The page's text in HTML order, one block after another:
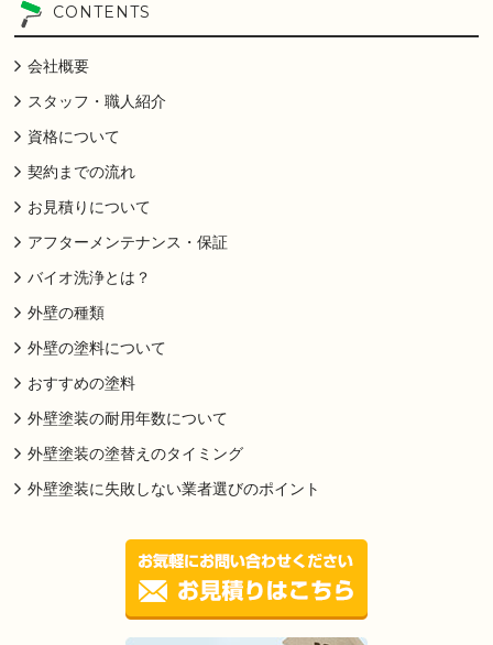
CONTENTS
会社概要
スタッフ・職人紹介
資格について
契約までの流れ
お見積りについて
アフターメンテナンス・保証
バイオ洗浄とは？
外壁の種類
外壁の塗料について
おすすめの塗料
外壁塗装の耐用年数について
外壁塗装の塗替えのタイミング
外壁塗装に失敗しない業者選びのポイント